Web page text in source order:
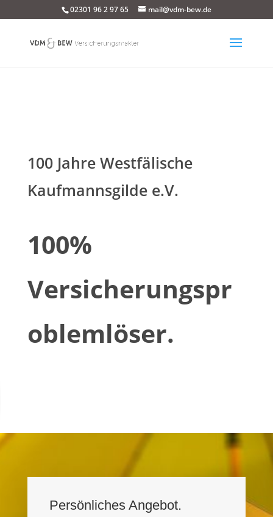
02301 96 2 97 65 mail@vdm-bew.de
100 Jahre Westfälische
Kaufmannsgilde e.V.
100%
Versicherungspr
oblemlöser.
Persönliches Angebot.